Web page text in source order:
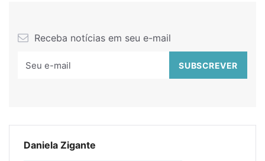
Receba notícias em seu e-mail
Daniela Zigante